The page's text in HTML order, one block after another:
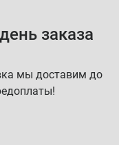
заказа
мы доставим до